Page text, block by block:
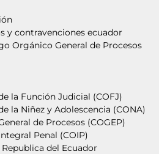
y contravenciones ecuador
Orgánico General de Procesos
la Función Judicial (COFJ)
la Niñez y Adolescencia (CONA)
de Procesos (COGEP)
Penal (COIP)
del Ecuador